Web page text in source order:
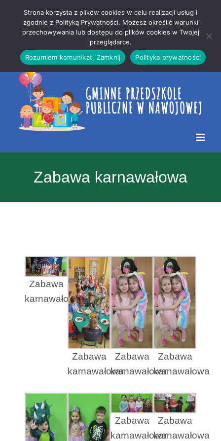
treści
strony
Zabawa karnawałowa
Zabawa
karnawałowa
Zabawa
karnawałowa
Zabawa
karnawałowa
Zabawa
karnawałowa
Zabawa
karnawałowa
Zabawa
karnawałowa
Strona korzysta z plików cookies w celu realizacji usług i
zgodnie z Polityką Prywatności. Możesz określić warunki
przechowywania lub dostępu do plików cookies w Twojej
przeglądarce.
Rozumiem komunikat, Zamknij
Polityka prywatności